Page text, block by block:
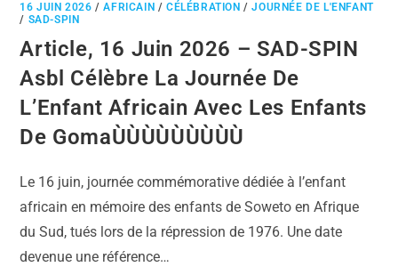
16 JUIN 2026 /AFRICAIN /CÉLÉBRATION /JOURNÉE DE L'ENFANT
/ SAD-SPIN
Article, 16 Juin 2026 – SAD-SPIN
Asbl Célèbre La Journée De
L’Enfant Africain Avec Les Enfants
De GomaÙÙÙÙÙÙÙÙÙ
Le 16 juin, journée commémorative dédiée à l’enfant
africain en mémoire des enfants de Soweto en Afrique
du Sud, tués lors de la répression de 1976. Une date
devenue une référence…